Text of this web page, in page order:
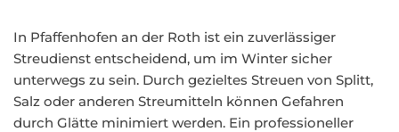
In Pfaffenhofen an der Roth ist ein zuverlässiger
Streudienst entscheidend, um im Winter sicher
unterwegs zu sein. Durch gezieltes Streuen von Splitt,
Salz oder anderen Streumitteln können Gefahren
durch Glätte minimiert werden. Ein professioneller